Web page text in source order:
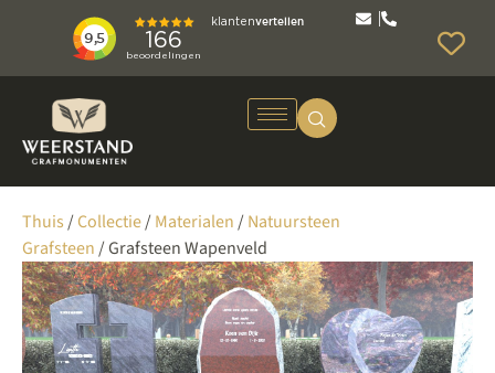
Thuis/Collectie/Materialen/Natuursteen
Grafsteen/ Grafsteen Wapenveld